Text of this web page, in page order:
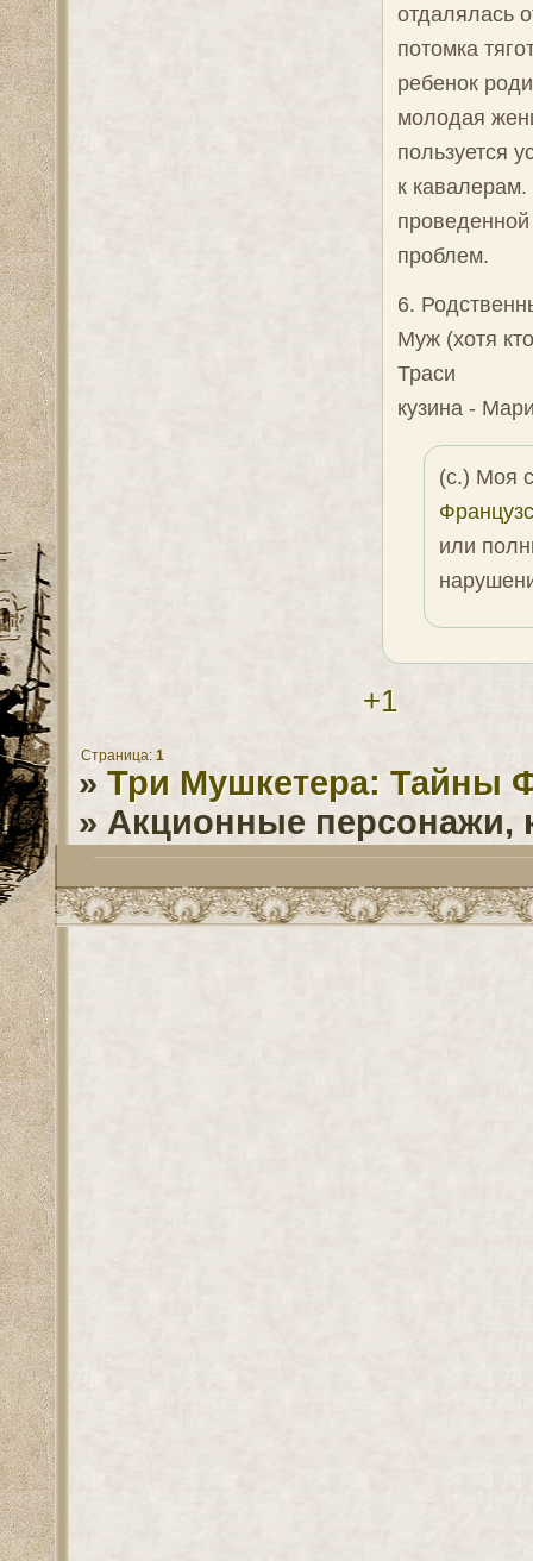
отдалялась
потомка
ребенок
молодая
пользуется
к
проведенной
проблем.
6.
Муж (хотя
Траси
кузина -
(с.) Моя
или
+1
Страница:1
» Три Мушкетера: Тайны
» Акционные персонажи,